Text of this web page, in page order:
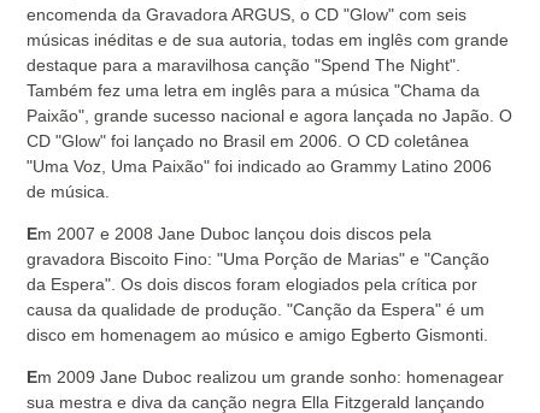
encomenda da Gravadora ARGUS, o CD "Glow" com seis
músicas inéditas e de sua autoria, todas em inglês com grande
destaque para a maravilhosa canção "Spend The Night".
Também fez uma letra em inglês para a música "Chama da
Paixão", grande sucesso nacional e agora lançada no Japão. O
CD "Glow" foi lançado no Brasil em 2006. O CD coletânea
"Uma Voz, Uma Paixão" foi indicado ao Grammy Latino 2006
de música.
Em 2007 e 2008 Jane Duboc lançou dois discos pela
gravadora Biscoito Fino: "Uma Porção de Marias" e "Canção
da Espera". Os dois discos foram elogiados pela crítica por
causa da qualidade de produção. "Canção da Espera" é um
disco em homenagem ao músico e amigo Egberto Gismonti.
Em 2009 Jane Duboc realizou um grande sonho: homenagear
sua mestra e diva da canção negra Ella Fitzgerald lançando